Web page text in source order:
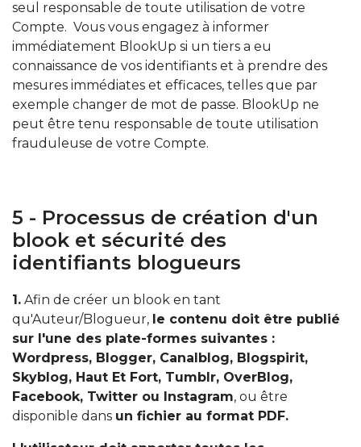
seul responsable de toute utilisation de votre
Compte. Vous vous engagez à informer
immédiatement BlookUp si un tiers a eu
connaissance de vos identifiants et à prendre des
mesures immédiates et efficaces, telles que par
exemple changer de mot de passe. BlookUp ne
peut être tenu responsable de toute utilisation
frauduleuse de votre Compte.
5 - Processus de création d'un
blook et sécurité des
identifiants blogueurs
1. Afin de créer un blook en tant
qu'Auteur/Blogueur, le contenu doit être publié
sur l'une des plate-formes suivantes :
Wordpress, Blogger, Canalblog, Blogspirit,
Skyblog, Haut Et Fort, Tumblr, OverBlog,
Facebook, Twitter ou Instagram, ou être
disponible dans un fichier au format PDF.